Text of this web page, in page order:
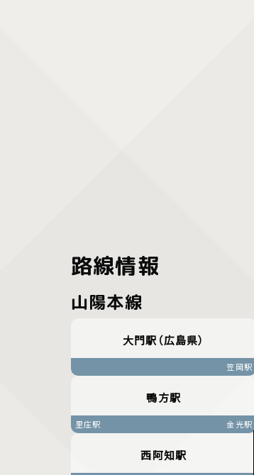
路線情報
山陽本線
大門駅（広島県）
笠岡駅
鴨方駅
里庄駅 金光駅
西阿知駅